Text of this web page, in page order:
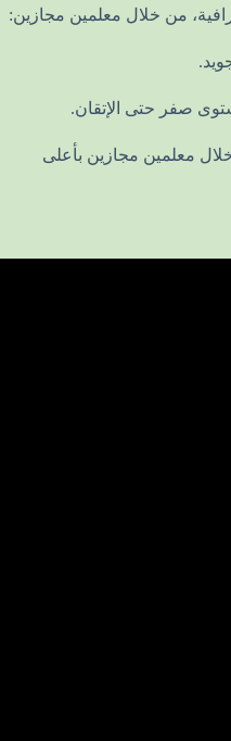
من خلال معلمين مجازين:
صفر حتى الإتقان.
معلمين مجازين بأعلى